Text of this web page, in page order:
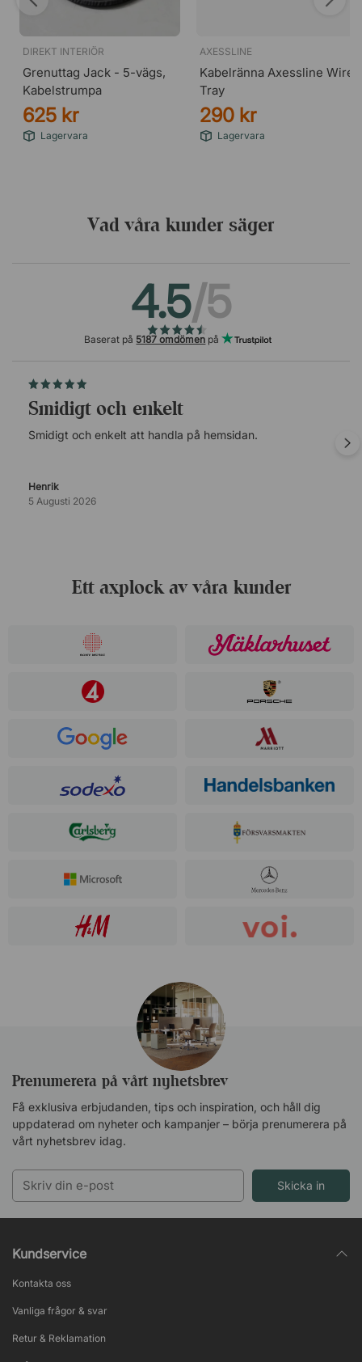
DIREKT INTERIÖR
Grenuttag Jack - 5-vägs,
Kabelstrumpa
625 kr
Lagervara
AXESSLINE
Kabelränna Axessline Wire
Tray
290 kr
Lagervara
Vad våra kunder säger
4.5/5
Baserat på 5187 omdömen på
Smidigt och enkelt
Smidigt och enkelt att handla på hemsidan.
Henrik
5 Augusti 2026
Ett axplock av våra kunder
Prenumerera på vårt nyhetsbrev
Få exklusiva erbjudanden, tips och inspiration, och håll dig
uppdaterad om nyheter och kampanjer – börja prenumerera på
vårt nyhetsbrev idag.
Skicka in
Kundservice
Kontakta oss
Vanliga frågor & svar
Retur & Reklamation